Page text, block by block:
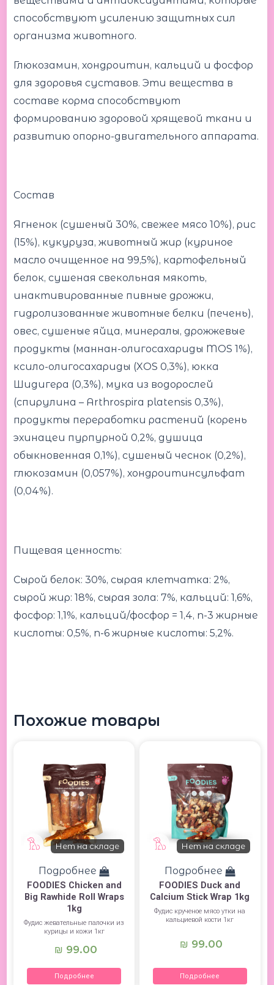
способствуют усилению защитных сил
организма животного.
Глюкозамин, хондроитин, кальций и фосфор
для здоровья суставов. Эти вещества в
составе корма способствуют
формированию здоровой хрящевой ткани и
развитию опорно-двигательного аппарата.
Состав
Ягненок (сушеный 30%, свежее мясо 10%), рис
(15%), кукуруза, животный жир (куриное
масло очищенное на 99,5%), картофельный
белок, сушеная свекольная мякоть,
инактивированные пивные дрожжи,
гидролизованные животные белки (печень),
овес, сушеные яйца, минералы, дрожжевые
продукты (маннан-олигосахариды MOS 1%),
ксило-олигосахариды (XOS 0,3%), юкка
Шидигера (0,3%), мука из водорослей
(спирулина – Arthrospira platensis 0,3%),
продукты переработки растений (корень
эхинацеи пурпурной 0,2%, душица
обыкновенная 0,1%), сушеный чеснок (0,2%),
глюкозамин (0,057%), хондроитинсульфат
(0,04%).
Пищевая ценность:
Сырой белок: 30%, сырая клетчатка: 2%,
сырой жир: 18%, сырая зола: 7%, кальций: 1,6%,
фосфор: 1,1%, кальций/фосфор = 1,4, n-3 жирные
кислоты: 0,5%, n-6 жирные кислоты: 5,2%.
Похожие товары
Нет на складе
Подробнее
FOODIES Chicken and
Big Rawhide Roll Wraps
1kg
Фудис жевательные палочки из
курицы и кожи 1кг
₪ 99.00
Подробнее
Нет на складе
Подробнее
FOODIES Duck and
Calcium Stick Wrap 1kg
Фудис крученое мясо утки на
кальциевой кости 1кг
₪ 99.00
Подробнее